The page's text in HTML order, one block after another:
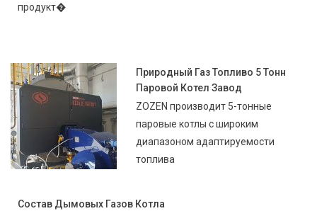
продукт�
Природный Газ Топливо 5 Тонн
Паровой Котел Завод
ZOZEN производит 5-тонные
паровые котлы с широким
диапазоном адаптируемости
топлива
Состав Дымовых Газов Котла